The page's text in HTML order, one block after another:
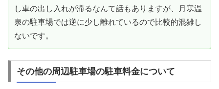
し車の出し入れが滞るなんて話もありますが、月寒温
泉の駐車場では逆に少し離れているので比較的混雑し
ないです。
その他の周辺駐車場の駐車料金について